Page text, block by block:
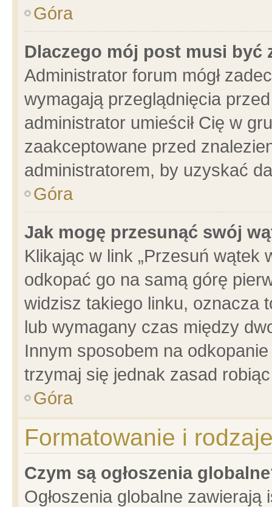
Góra
Dlaczego mój post musi być
Administrator forum mógł
wymagają przeglądnięcia
administrator umieścił Cię w
zaakceptowane przed
administratorem, by uzyskać
Góra
Jak mogę przesunąć swój
Klikając w link „Przesuń wątek
odkopać go na samą górę
widzisz takiego linku, oznacza
lub wymagany czas między
Innym sposobem na
trzymaj się jednak zasad
Góra
Formatowanie i
Czym są ogłoszenia
Ogłoszenia globalne